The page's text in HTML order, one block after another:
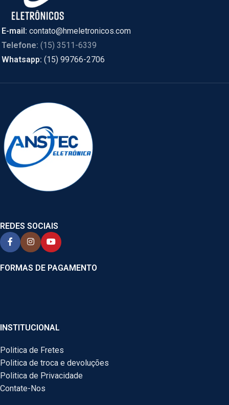
E-mail: contato@hmeletronicos.com
Telefone: (15) 3511-6339
Whatsapp: (15) 99766-2706
REDES SOCIAIS
FORMAS DE PAGAMENTO
INSTITUCIONAL
Politica de Fretes
Politica de troca e devoluções
Politica de Privacidade
Contate-Nos